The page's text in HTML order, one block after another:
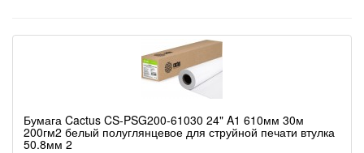
Бумага Cactus CS-PSG200-61030 24" A1 610мм 30м
200гм2 белый полуглянцевое для струйной печати втулка
50.8мм 2